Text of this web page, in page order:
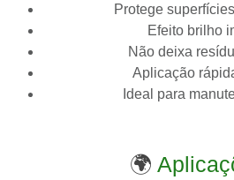
Protege
Efeito brilho
Não deixa
Aplicação
Ideal para
🌍